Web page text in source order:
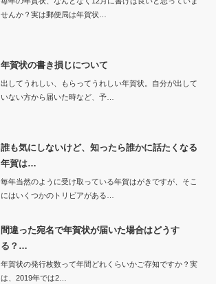
せんか？実は郵便局は年賀状…
年賀状の書き損じについて
出してうれしい、もらってうれしい年賀状。自分が出して
いない方から届いた時など、予…
誰も気にしないけど、知ったら誰かに話たくなる
年賀は…
毎年当然のように受け取っている年賀はがきですが、そこ
にはいくつかのトリビアがある…
間違った宛名で年賀状が届いた場合はどうす
る？…
年賀状の発行枚数って年間どれくらいかご存知ですか？実
は、2019年では2…